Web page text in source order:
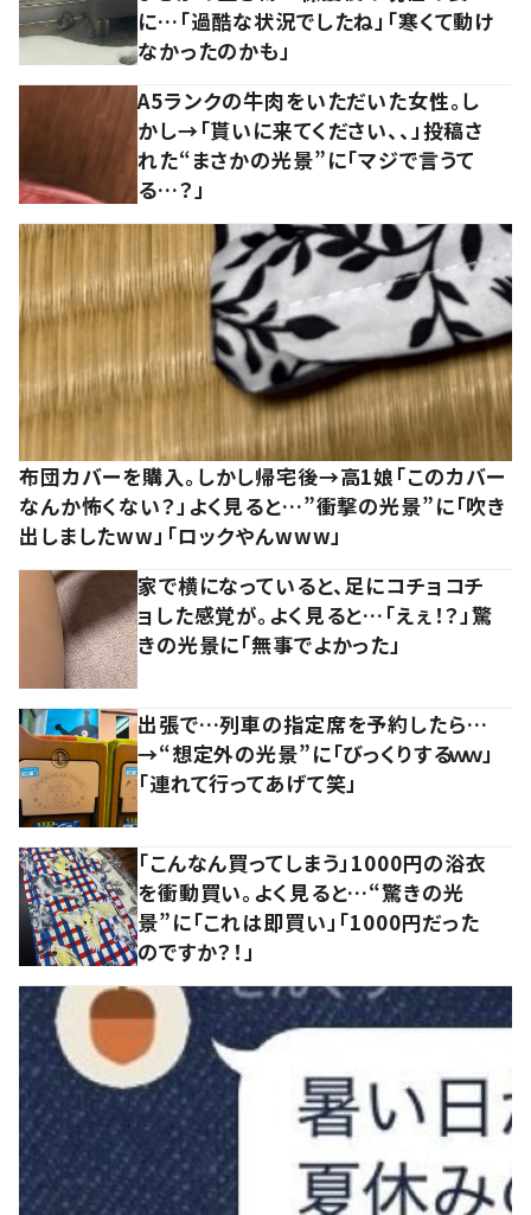
に…「過酷な状況でしたね」「寒くて動け
なかったのかも」
A5ランクの牛肉をいただいた女性。し
かし→「貰いに来てください、、」投稿さ
れた“まさかの光景”に「マジで言うて
る…？」
布団カバーを購入。しかし帰宅後→高1娘「このカバー
なんか怖くない？」よく見ると…”衝撃の光景”に「吹き
出しましたww」「ロックやんwww」
家で横になっていると、足にコチョコチ
ョした感覚が。よく見ると…「えぇ！？」驚
きの光景に「無事でよかった」
出張で…列車の指定席を予約したら…
→“想定外の光景”に「びっくりするｗｗ」
「連れて行ってあげて笑」
「こんなん買ってしまう」1000円の浴衣
を衝動買い。よく見ると…“驚きの光
景”に「これは即買い」「1000円だった
のですか？！」